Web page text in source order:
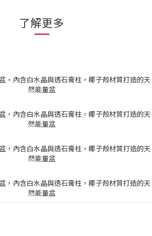
了解更多